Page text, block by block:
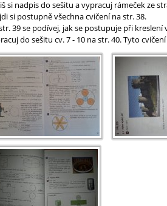
si nadpis do sešitu a vypracuj rámeček ze
si postupně všechna cvičení na str. 38.
39 se podívej, jak se postupuje při
do sešitu cv. 7 - 10 na str. 40. Tyto